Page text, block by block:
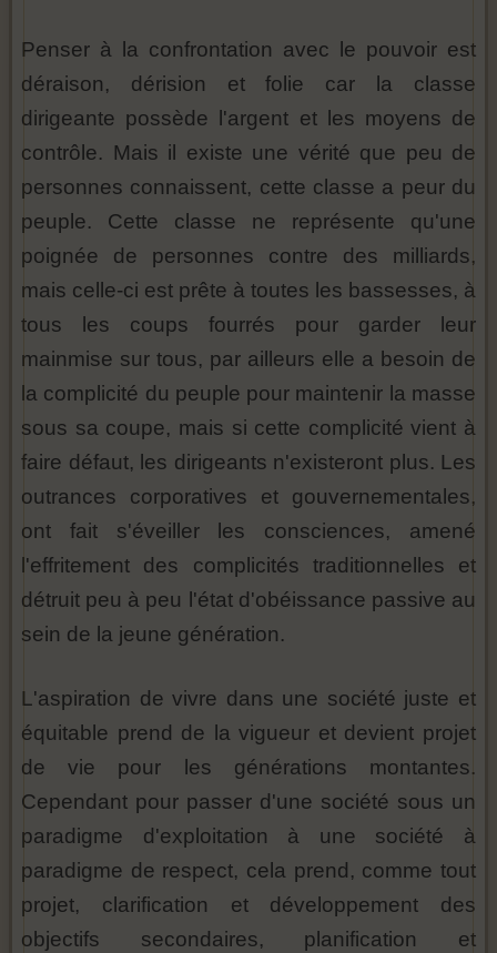
Penser à la confrontation avec le pouvoir est
déraison, dérision et folie car la classe
dirigeante possède l'argent et les moyens de
contrôle. Mais il existe une vérité que peu de
personnes connaissent, cette classe a peur du
peuple. Cette classe ne représente qu'une
poignée de personnes contre des milliards,
mais celle-ci est prête à toutes les bassesses, à
tous les coups fourrés pour garder leur
mainmise sur tous, par ailleurs elle a besoin de
la complicité du peuple pour maintenir la masse
sous sa coupe, mais si cette complicité vient à
faire défaut, les dirigeants n'existeront plus. Les
outrances corporatives et gouvernementales,
ont fait s'éveiller les consciences, amené
l'effritement des complicités traditionnelles et
détruit peu à peu l'état d'obéissance passive au
sein de la jeune génération.
L'aspiration de vivre dans une société juste et
équitable prend de la vigueur et devient projet
de vie pour les générations montantes.
Cependant pour passer d'une société sous un
paradigme d'exploitation à une société à
paradigme de respect, cela prend, comme tout
projet, clarification et développement des
objectifs secondaires, planification et